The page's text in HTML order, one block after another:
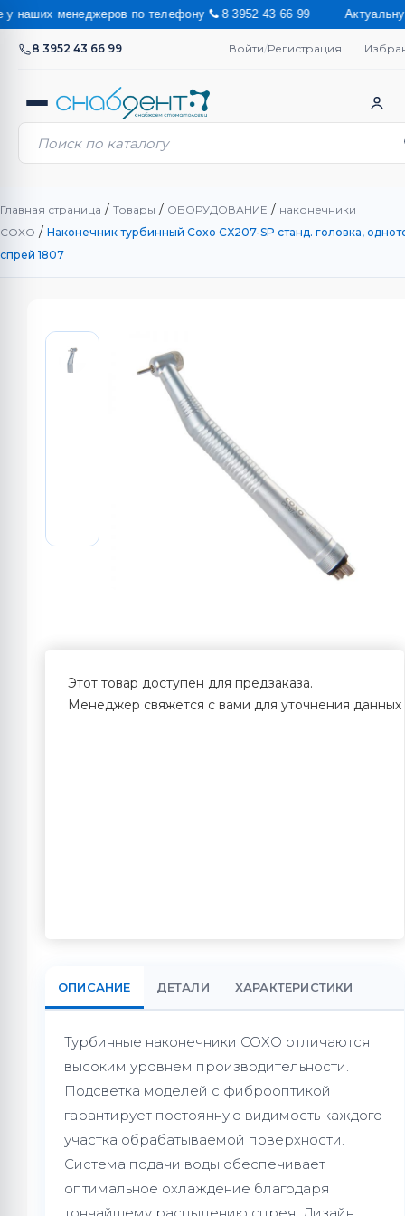
менеджеров по телефону 8 3952 43 66 99 Актуальную
8 3952 43 66 99 Войти/Регистрация
Главная страница / Товары / ОБОРУДОВАНИЕ / наконечники
COXO / Наконечник турбинный Coxo CX207-SP станд. головка,
спрей 1807
Этот товар доступен для предзаказа.
Менеджер свяжется с вами для уточнения данных
ОПИСАНИЕ ДЕТАЛИ ХАРАКТЕРИСТИКИ
Турбинные наконечники COXO отличаются
высоким уровнем производительности.
Подсветка моделей с фиброоптикой
гарантирует постоянную видимость каждого
участка обрабатываемой поверхности.
Система подачи воды обеспечивает
оптимальное охлаждение благодаря